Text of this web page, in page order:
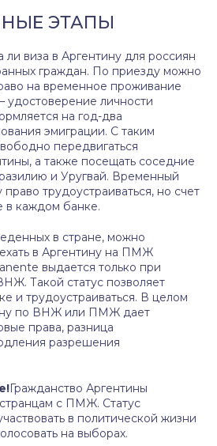
ЭТАПЫ
виза в Аргентину для россиян
граждан. По приезду можно
на временное проживание
личности
на год-два
эмиграции. С таким
передвигаться
а также посещать соседние
и Уругвай. Временный
право трудоустраиваться, но счет
в каждом банке.
в стране, можно
в Аргентину на ПМЖ
выдается только при
Такой статус позволяет
и трудоустраиваться. В целом
по ВНЖ или ПМЖ дает
права, разница
разрешения
Гражданство Аргентины
с ПМЖ. Статус
в политической жизни
на выборах.